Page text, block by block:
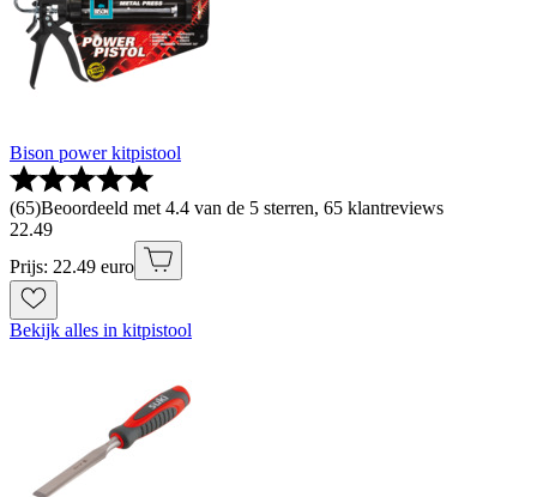
Bison power kitpistool
(65)Beoordeeld met 4.4 van de 5 sterren, 65 klantreviews
22.49
Prijs: 22.49 euro
Bekijk alles in kitpistool